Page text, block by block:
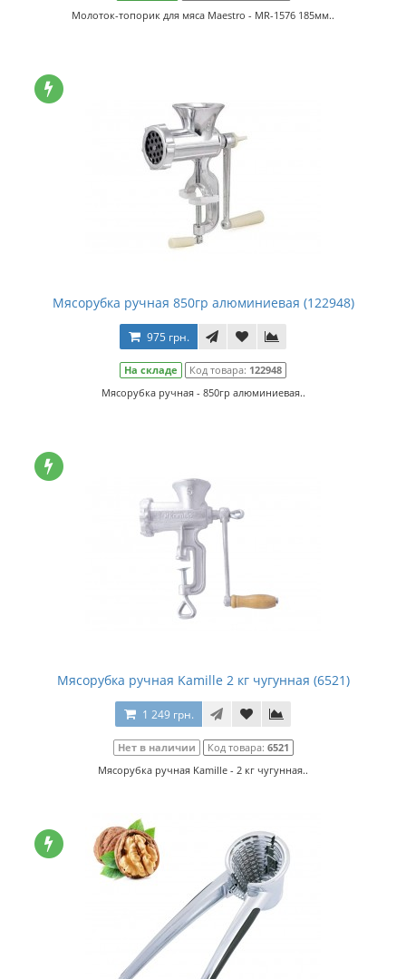
Молоток-топорик для мяса Maestro - MR-1576 185мм..
Мясорубка ручная 850гр алюминиевая (122948)
975 грн.
На складе Код товара: 122948
Мясорубка ручная - 850гр алюминиевая..
Мясорубка ручная Kamille 2 кг чугунная (6521)
1 249 грн.
Нет в наличии Код товара: 6521
Мясорубка ручная Kamille - 2 кг чугунная..